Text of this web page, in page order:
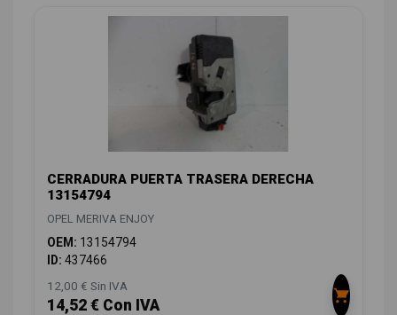
CERRADURA PUERTA TRASERA DERECHA
13154794
OPEL MERIVA ENJOY
OEM: 13154794
ID: 437466
12,00 € Sin IVA
14,52 € Con IVA